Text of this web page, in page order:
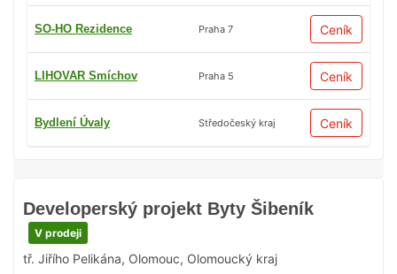
Developerský projekt Byty Šibeník
V prodeji
tř. Jiřího Pelikána, Olomouc, Olomoucký kraj
SO-HO Rezidence Praha 7 Ceník
LIHOVAR Smíchov Praha 5 Ceník
Bydlení Úvaly Středočeský kraj Ceník